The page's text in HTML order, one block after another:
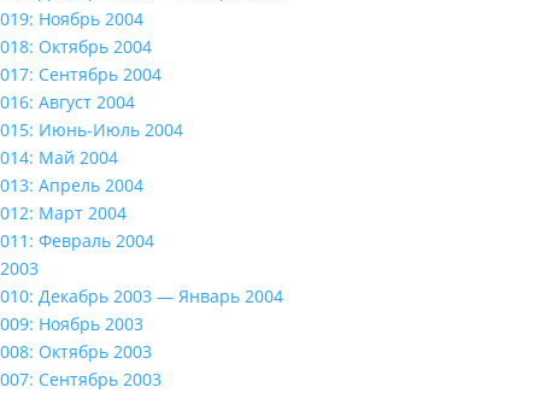
019: Ноябрь 2004
018: Октябрь 2004
017: Сентябрь 2004
016: Август 2004
015: Июнь-Июль 2004
014: Май 2004
013: Апрель 2004
012: Март 2004
011: Февраль 2004
2003
010: Декабрь 2003 — Январь 2004
009: Ноябрь 2003
008: Октябрь 2003
007: Сентябрь 2003